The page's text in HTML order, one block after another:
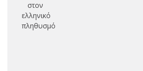
στον
ελληνικό
πληθυσμό